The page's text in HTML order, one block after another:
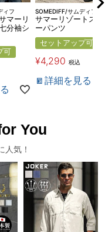
ィフ
マーリ
分袖シ
可
SOMEDIFF/サムディフ
サマーリゾートスキニ
ーパンツ
セットアップ可
¥4,290 税込
詳細を見る
You
人気！